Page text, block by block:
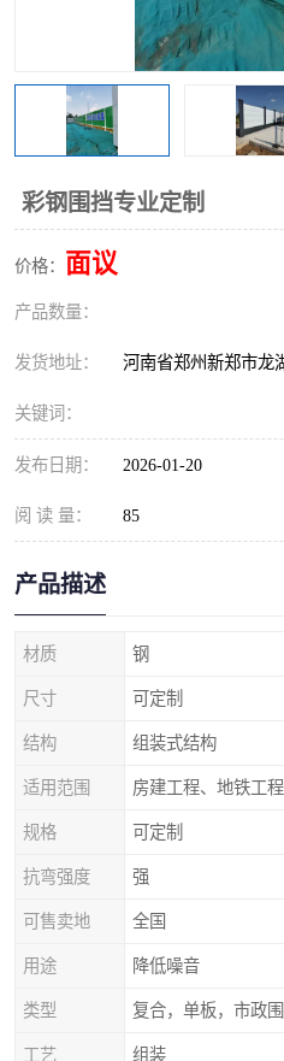
彩钢围挡专业定制
价格： 面议
产品数量：
发货地址： 河南省郑州新郑市龙
关键词：
发布日期： 2026-01-20
阅 读 量： 85
产品描述
材质 钢
尺寸 可定制
结构 组装式结构
适用范围 房建工程、地铁工
规格 可定制
抗弯强度 强
可售卖地 全国
用途 降低噪音
类型 复合，单板，市政
工艺 组装